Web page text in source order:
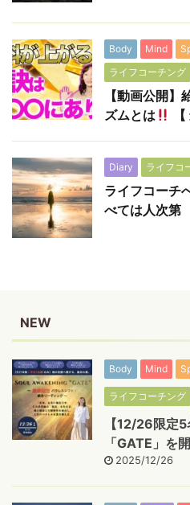
Body Mind
ライフコーチング
【動画公開
ズムとは
Diary ライフコ
ライフコーチ
べては人次第
NEW
Body Mind
ライフコーチング
【12/26限定
「GATE」を
2025/12/26